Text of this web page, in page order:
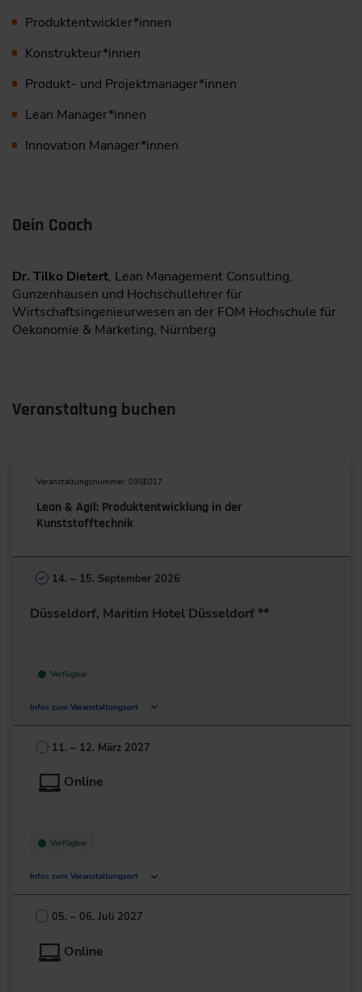
Produktentwickler*innen
Konstrukteur*innen
Produkt- und Projektmanager*innen
Lean Manager*innen
Innovation Manager*innen
Dein Coach
Dr. Tilko Dietert, Lean Management Consulting,
Gunzenhausen und Hochschullehrer für
Wirtschaftsingenieurwesen an der FOM Hochschule für
Oekonomie & Marketing, Nürnberg
Veranstaltung buchen
Veranstaltungsnummer: 03SE017
Lean & Agil: Produktentwicklung in der
Kunststofftechnik
14. – 15. September 2026
Düsseldorf, Maritim Hotel Düsseldorf **
Verfügbar
Infos zum Veranstaltungsort
Maritim-Platz 1
40474 Düsseldorf
11. – 12. März 2027
Online
Verfügbar
Infos zum Veranstaltungsort
Deutschland
+49 211/6214-201
05. – 06. Juli 2027
Online